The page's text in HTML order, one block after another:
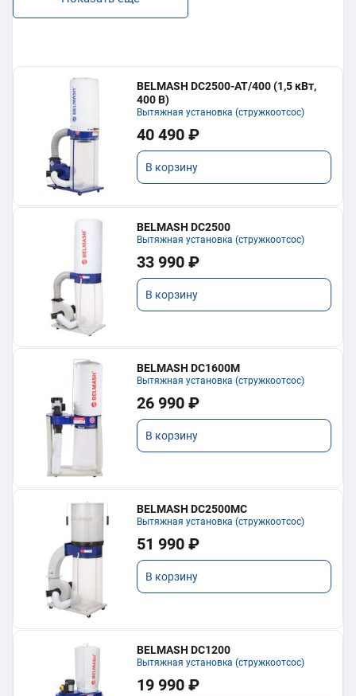
BELMASH DC2500-AT/400 (1,5 кВт,
400 В)
Вытяжная установка (стружкоотсос)
40 490 ₽
В корзину
BELMASH DC2500
Вытяжная установка (стружкоотсос)
33 990 ₽
В корзину
BELMASH DC1600M
Вытяжная установка (стружкоотсос)
26 990 ₽
В корзину
BELMASH DC2500MC
Вытяжная установка (стружкоотсос)
51 990 ₽
В корзину
BELMASH DC1200
Вытяжная установка (стружкоотсос)
19 990 ₽